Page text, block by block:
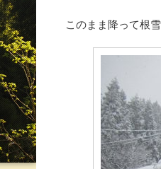
このまま降って根